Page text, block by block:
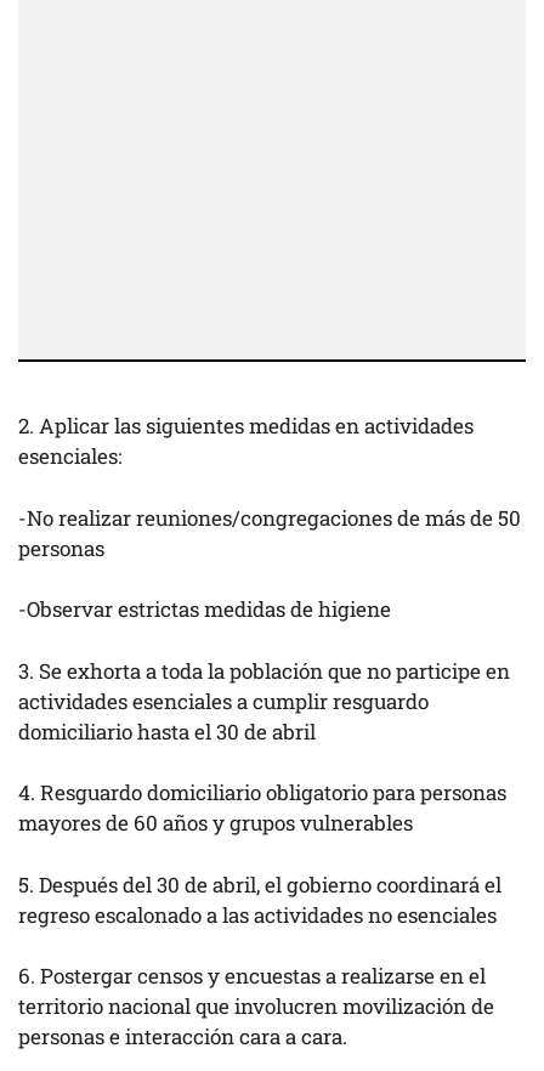
2. Aplicar las siguientes medidas en actividades
esenciales:
-No realizar reuniones/congregaciones de más de 50
personas
-Observar estrictas medidas de higiene
3. Se exhorta a toda la población que no participe en
actividades esenciales a cumplir resguardo
domiciliario hasta el 30 de abril
4. Resguardo domiciliario obligatorio para personas
mayores de 60 años y grupos vulnerables
5. Después del 30 de abril, el gobierno coordinará el
regreso escalonado a las actividades no esenciales
6. Postergar censos y encuestas a realizarse en el
territorio nacional que involucren movilización de
personas e interacción cara a cara.